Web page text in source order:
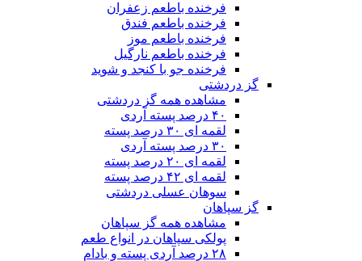
فرخنده باطعم زعفران
فرخنده باطعم فندق
فرخنده باطعم موز
فرخنده باطعم نارگیل
فرخنده جو با کنجد و شوید
گز دردشتی
مشاهده همه گز دردشتی
۴۰ درصد پسته آردی
لقمه ای ۳۰ درصد پسته
۳۰ درصد پسته آردی
لقمه ای ۲۰ درصد پسته
لقمه ای ۴۲ درصد پسته
سوهان عسلی دردشتی
گز سپاهان
مشاهده همه گز سپاهان
پولکی سپاهان در انواع طعم
۲۸ درصد آردی پسته و بادام